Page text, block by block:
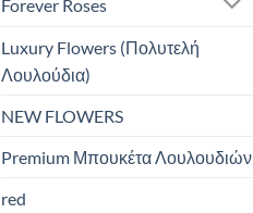
Forever Roses
Luxury Flowers (Πολυτελή
Λουλούδια)
NEW FLOWERS
Premium Μπουκέτα Λουλουδιών
red